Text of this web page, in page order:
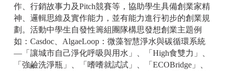
作、行銷故事力及Pitch競賽等，協助學生具備創業家精
神、邏輯思維及實作能力，並有能力進行初步的創業規
劃。活動中學生自發性籌組團隊構思發想創業主題例
如：Casdoc、AlgaeLoop：微藻智慧淨水與碳循環系統
—「讓城市自己淨化呼吸與用水」、「High食雙力」、
「強鹼洗淨瓶」、「嗜嗜就試試」、「ECOBridge」、